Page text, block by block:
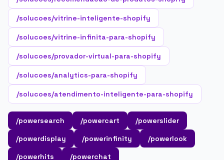
/solucoes/vitrine-inteligente-shopify
/solucoes/vitrine-infinita-para-shopify
/solucoes/provador-virtual-para-shopify
/solucoes/analytics-para-shopify
/solucoes/atendimento-inteligente-para-shopify
/powersearch /powercart
/powerslider
/powerdisplay
/powerinfinity
/powerlook
/powerhits
/powerchat